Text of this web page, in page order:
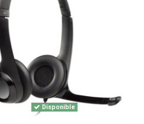
Disponible